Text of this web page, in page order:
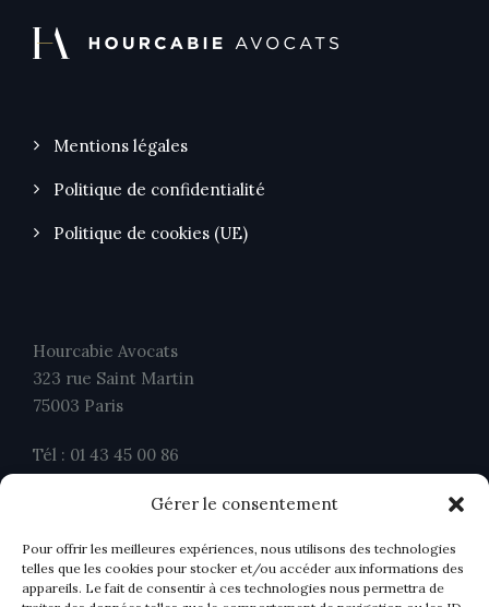
Gérer le consentement
Pour offrir les meilleures expériences, nous utilisons des technologies
telles que les cookies pour stocker et/ou accéder aux informations des
appareils. Le fait de consentir à ces technologies nous permettra de
Mentions légales
Politique de confidentialité
Politique de cookies (UE)
Hourcabie Avocats
323 rue Saint Martin
75003 Paris
Tél : 01 43 45 00 86
contact@ahavocats.fr